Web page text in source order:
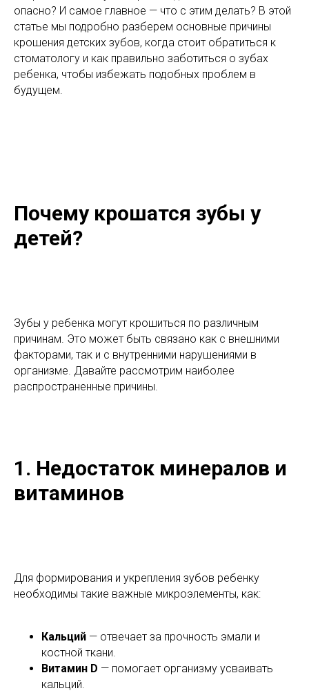
опасно? И самое главное — что с этим делать? В этой
статье мы подробно разберем основные причины
крошения детских зубов, когда стоит обратиться к
стоматологу и как правильно заботиться о зубах
ребенка, чтобы избежать подобных проблем в
будущем.
Почему крошатся зубы у
детей?
Зубы у ребенка могут крошиться по различным
причинам. Это может быть связано как с внешними
факторами, так и с внутренними нарушениями в
организме. Давайте рассмотрим наиболее
распространенные причины.
1. Недостаток минералов и
витаминов
Для формирования и укрепления зубов ребенку
необходимы такие важные микроэлементы, как:
Кальций — отвечает за прочность эмали и
костной ткани.
Витамин D — помогает организму усваивать
кальций.